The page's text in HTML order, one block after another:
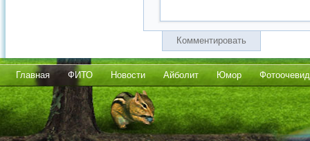
Комментировать
Главная ФИТО Новости Айболит Юмор